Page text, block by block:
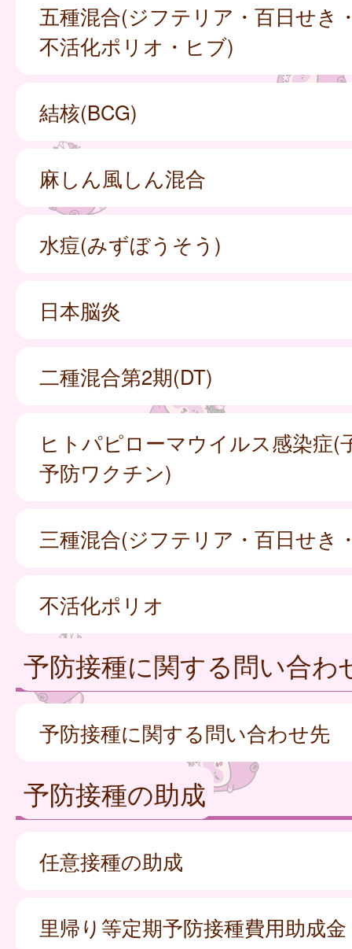
五種混合(ジフテリア・百日せき
不活化ポリオ・ヒブ)
結核(BCG)
麻しん風しん混合
水痘(みずぼうそう)
日本脳炎
二種混合第2期(DT)
ヒトパピローマウイルス感染症(
予防ワクチン)
三種混合(ジフテリア・百日せき
不活化ポリオ
予防接種に関する問い合わ
予防接種に関する問い合わせ先
予防接種の助成
任意接種の助成
里帰り等定期予防接種費用助成金